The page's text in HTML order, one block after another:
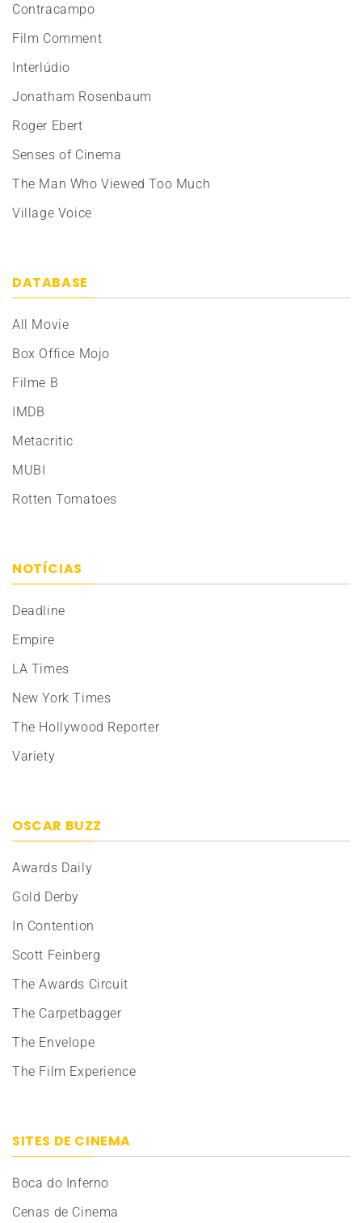
Contracampo
Film Comment
Interlúdio
Jonatham Rosenbaum
Roger Ebert
Senses of Cinema
The Man Who Viewed Too Much
Village Voice
DATABASE
All Movie
Box Office Mojo
Filme B
IMDB
Metacritic
MUBI
Rotten Tomatoes
NOTÍCIAS
Deadline
Empire
LA Times
New York Times
The Hollywood Reporter
Variety
OSCAR BUZZ
Awards Daily
Gold Derby
In Contention
Scott Feinberg
The Awards Circuit
The Carpetbagger
The Envelope
The Film Experience
SITES DE CINEMA
Boca do Inferno
Cenas de Cinema